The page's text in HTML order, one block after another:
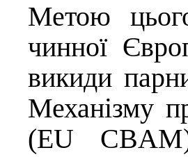
Метою
чинної
викиди
Механізму
(EU